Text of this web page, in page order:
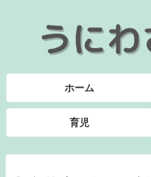
ホーム
育児